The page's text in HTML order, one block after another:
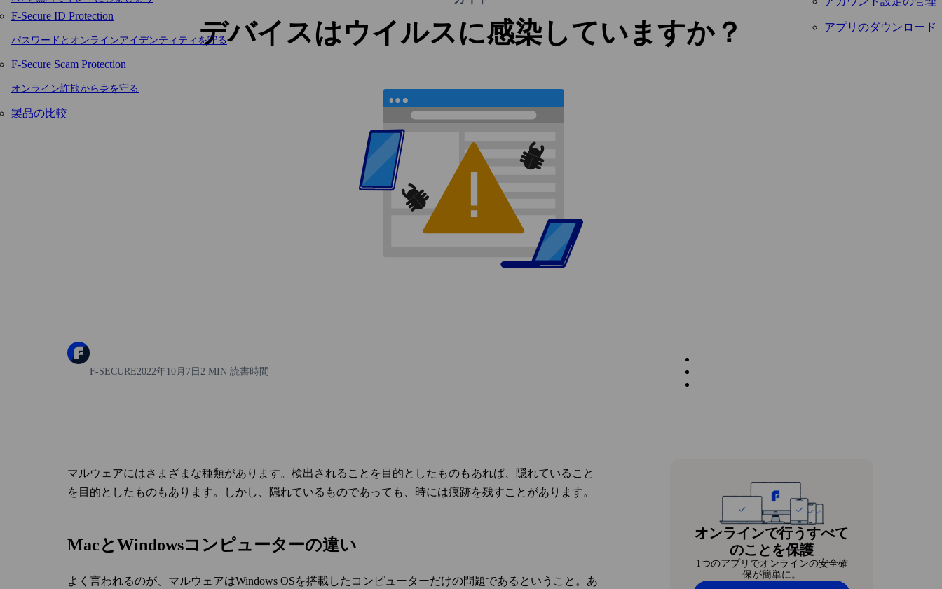
F-Secure ID Protection
パスワードとオンラインアイデンティティを守る
F-Secure Scam Protection
オンライン詐欺から身を守る
製品の比較
アプリのダウンロード
デバイスはウイルスに感染していますか？
F-SECURE2022年10月7日 2 MIN 読書時間
マルウェアにはさまざまな種類があります。検出されることを目的としたものもあれば、隠れていること
を目的としたものもあります。しかし、隠れているものであっても、時には痕跡を残すことがあります。
MacとWindowsコンピューターの違い
よく言われるのが、マルウェアはWindows OSを搭載したコンピューターだけの問題であるということ。あ
オンラインで行うすべて
のことを保護
1つのアプリでオンラインの安全確
保が簡単に。